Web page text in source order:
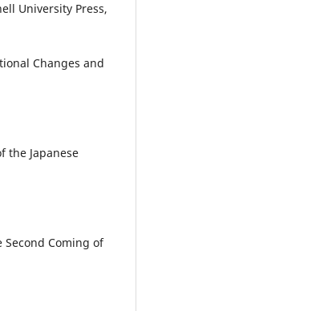
University Press,
Changes and
the Japanese
Second Coming of